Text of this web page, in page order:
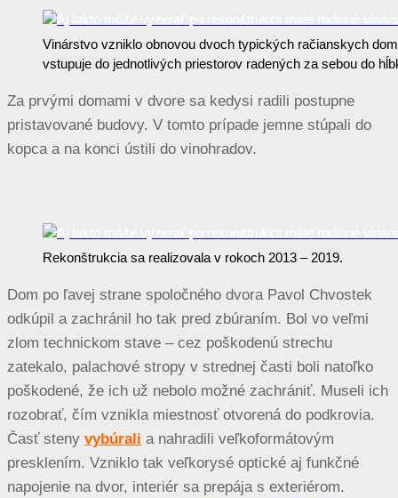
Vinárstvo vzniklo obnovou dvoch typických račianskych
vstupuje do jednotlivých priestorov radených za sebou do
Za prvými domami v dvore sa kedysi radili postupne
pristavované budovy. V tomto prípade jemne stúpali do
kopca a na konci ústili do vinohradov.
Rekonštrukcia sa realizovala v rokoch 2013 – 2019.
Dom po ľavej strane spoločného dvora Pavol Chvostek
odkúpil a zachránil ho tak pred zbúraním. Bol vo veľmi
zlom technickom stave – cez poškodenú strechu
zatekalo, palachové stropy v strednej časti boli natoľko
poškodené, že ich už nebolo možné zachrániť. Museli ich
rozobrať, čím vznikla miestnosť otvorená do podkrovia.
Časť steny vybúrali a nahradili veľkoformátovým
presklením. Vzniklo tak veľkorysé optické aj funkčné
napojenie na dvor, interiér sa prepája s exteriérom.